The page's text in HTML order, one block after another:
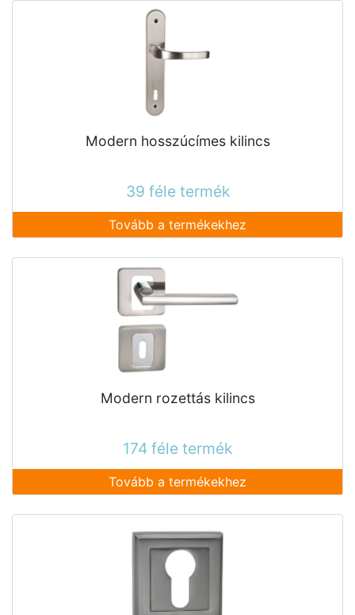
Modern hosszúcímes kilincs
39 féle termék
Tovább a termékekhez
Modern rozettás kilincs
174 féle termék
Tovább a termékekhez